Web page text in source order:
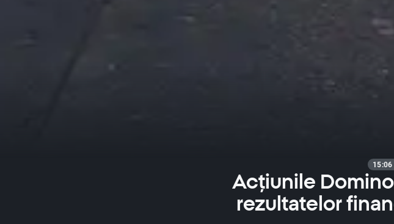
15:06
Acțiunile
rezultatelor